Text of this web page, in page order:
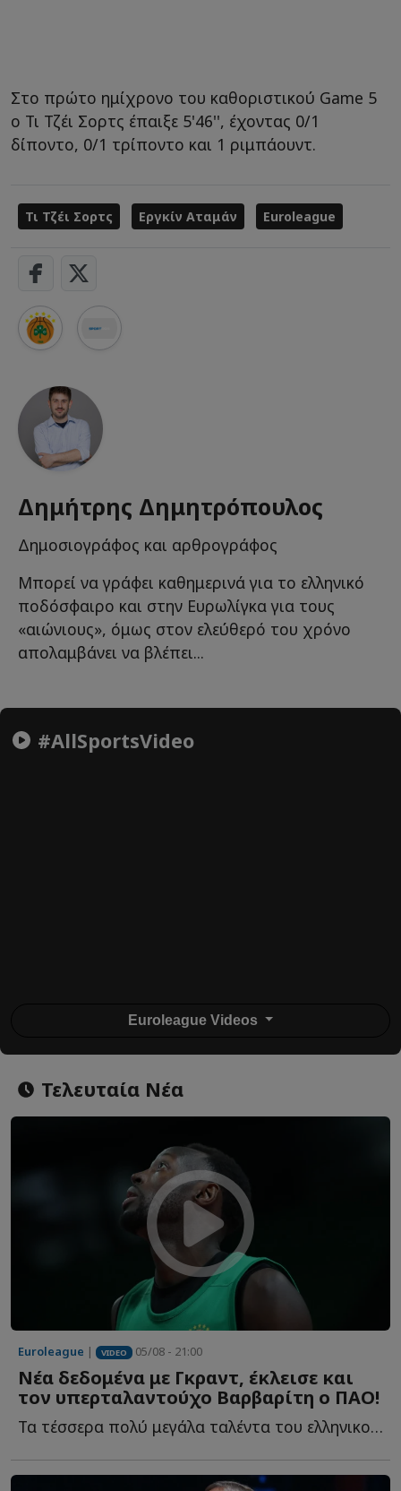
Στο πρώτο ημίχρονο του καθοριστικού Game 5
ο Τι Τζέι Σορτς έπαιξε 5'46'', έχοντας 0/1
δίποντο, 0/1 τρίποντο και 1 ριμπάουντ.
Τι Τζέι Σορτς Εργκίν Αταμάν Euroleague
Δημήτρης Δημητρόπουλος
Δημοσιογράφος και αρθρογράφος
Μπορεί να γράφει καθημερινά για το ελληνικό
ποδόσφαιρο και στην Ευρωλίγκα για τους
«αιώνιους», όμως στον ελεύθερό του χρόνο
απολαμβάνει να βλέπει...
#AllSportsVideo
Euroleague Videos
Τελευταία Νέα
Euroleague | VIDEO 05/08 - 21:00
Νέα δεδομένα με Γκραντ, έκλεισε και
τον υπερταλαντούχο Βαρβαρίτη ο ΠΑΟ!
Τα τέσσερα πολύ μεγάλα ταλέντα του ελληνικού μπάσκετ, η...